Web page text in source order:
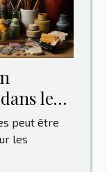
le
peut être
les